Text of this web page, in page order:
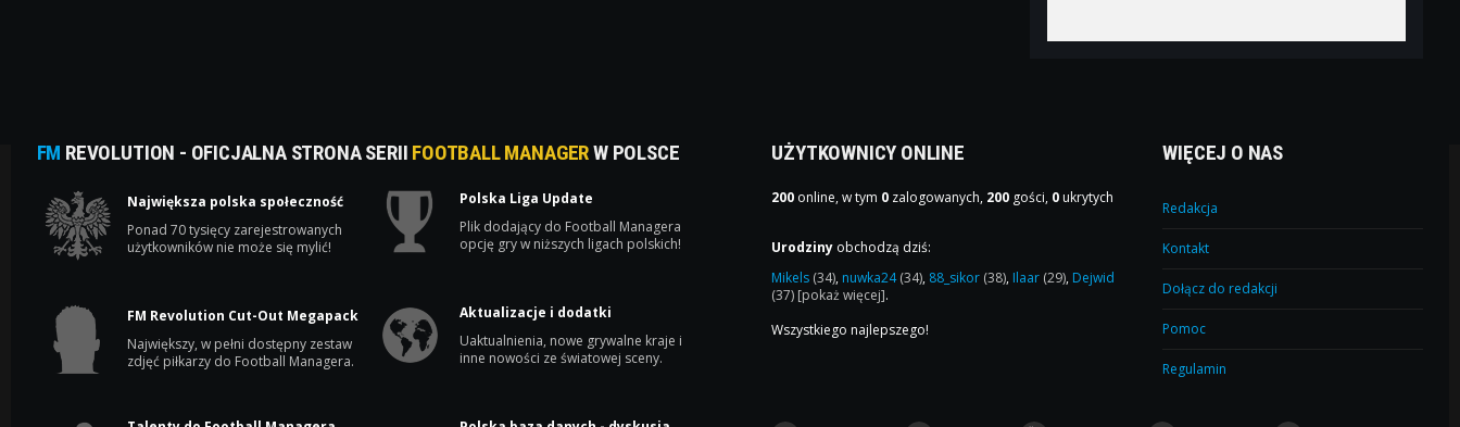
FM REVOLUTION - OFICJALNA STRONA SERII FOOTBALL MANAGERW POLSCE
Największa polska społeczność
Ponad 70 tysięcy zarejestrowanych
użytkowników nie może się mylić!
Polska Liga Update
Plik dodający do Football Managera
opcję gry w niższych ligach polskich!
FM Revolution Cut-Out Megapack
Największy, w pełni dostępny zestaw
zdjęć piłkarzy do Football Managera.
Aktualizacje i dodatki
Uaktualnienia, nowe grywalne kraje i
inne nowości ze światowej sceny.
UŻYTKOWNICY ONLINE
200 online, w tym 0 zalogowanych, 200 gości, 0 ukrytych
Urodziny obchodzą dziś:
Mikels (34), nuwka24(34), 88_sikor (38), Ilaar (29), Dejwid
(37) [pokaż więcej].
Wszystkiego najlepszego!
WIĘCEJ O NAS
Redakcja
Kontakt
Dołącz do redakcji
Pomoc
Regulamin